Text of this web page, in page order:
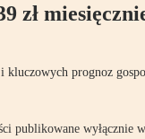
zł
prognoz
publikowane wyłącznie